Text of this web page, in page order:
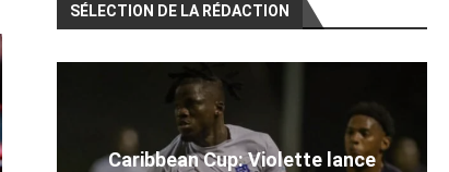
SÉLECTION DE LA RÉDACTION
Caribbean Cup: Violette lance